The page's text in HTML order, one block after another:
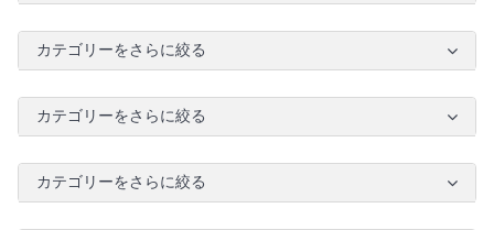
カテゴリーをさらに絞る
カテゴリーをさらに絞る
カテゴリーをさらに絞る